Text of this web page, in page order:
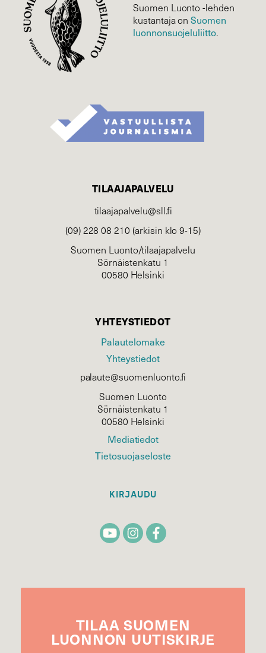
Suomen Luonto -lehden
kustantaja onSuomen
luonnonsuojelu­liitto.
TILAAJAPALVELU
tilaajapalvelu@sll.fi
(09) 228 08 210 (arkisin klo 9-15)
Suomen Luonto/tilaajapalvelu
Sörnäistenkatu 1
00580 Helsinki
YHTEYSTIEDOT
Palautelomake
Yhteystiedot
palaute@suomenluonto.fi
Suomen Luonto
Sörnäistenkatu 1
00580 Helsinki
Mediatiedot
Tietosuojaseloste
KIRJAUDU
TILAA SUOMEN
LUONNON UUTIS­KIRJE